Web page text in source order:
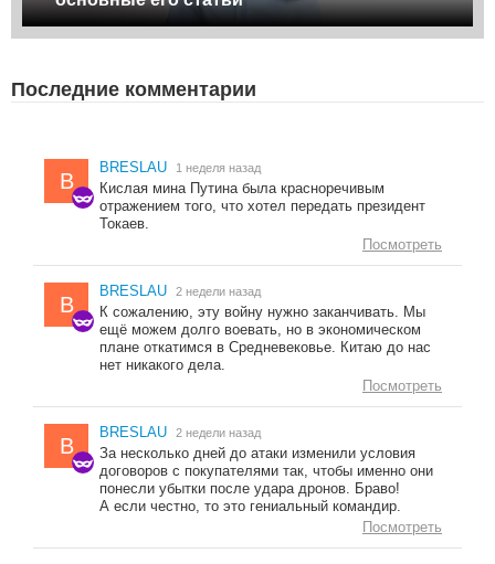
Последние комментарии
B
BRESLAU 1 неделя назад
Кислая мина Путина была красноречивым
отражением того, что хотел передать президент
Токаев.
Посмотреть
B
BRESLAU 2 недели назад
К сожалению, эту войну нужно заканчивать. Мы
ещё можем долго воевать, но в экономическом
плане откатимся в Средневековье. Китаю до нас
нет никакого дела.
Посмотреть
B
BRESLAU 2 недели назад
За несколько дней до атаки изменили условия
договоров с покупателями так, чтобы именно они
понесли убытки после удара дронов. Браво!
А если честно, то это гениальный командир.
Посмотреть